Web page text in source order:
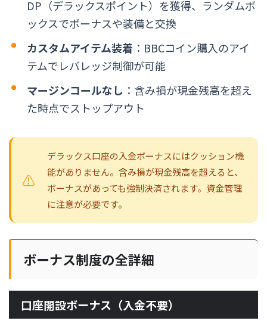
DP（デラックスポイント）を獲得、ランダムボ
ックスでボーナスや装備と交換
カスタムアイテム装着 ：BBCコイン購入のアイ
テムでレバレッジ制御が可能
マージンコールなし ：含み損が現金残高を超え
た時点でストップアウト
デラックス口座の入金ボーナスにはクッション機
能がありません。含み損が現金残高を超えると、
ボーナスがあっても強制決済されます。資金管理
に注意が必要です。
ボーナス制度の全詳細
口座開設ボーナス（入金不要）